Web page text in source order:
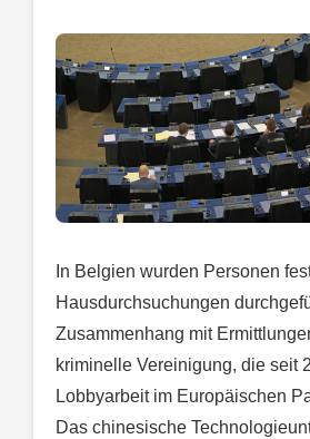
In Belgien wurden Personen
Hausdurchsuchungen
Zusammenhang mit
kriminelle Vereinigung, die seit
Lobbyarbeit im Europäischen
Das chinesische